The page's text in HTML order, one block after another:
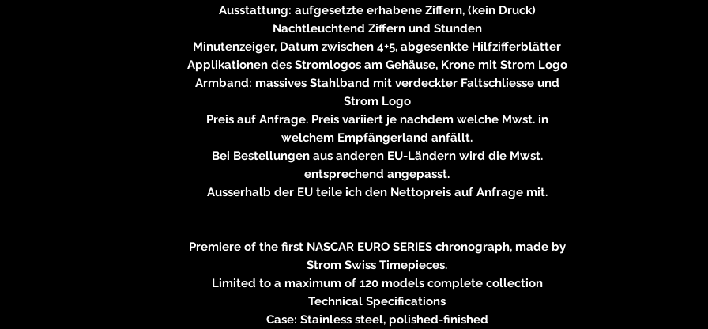
Ausstattung: aufgesetzte erhabene Ziffern, (kein Druck)
Nachtleuchtend Ziffern und Stunden
Minutenzeiger, Datum zwischen 4+5, abgesenkte Hilfzifferblätter
Applikationen des Stromlogos am Gehäuse, Krone mit Strom Logo
Armband: massives Stahlband mit verdeckter Faltschliesse und
Strom Logo
Preis auf Anfrage. Preis variiert je nachdem welche Mwst. in
welchem Empfängerland anfällt.
Bei Bestellungen aus anderen EU-Ländern wird die Mwst.
entsprechend angepasst.
Ausserhalb der EU teile ich den Nettopreis auf Anfrage mit.
Premiere of the first NASCAR EURO SERIES chronograph, made by
Strom Swiss Timepieces.
Limited to a maximum of 120 models complete collection
Technical Specifications
Case: Stainless steel, polished-finished